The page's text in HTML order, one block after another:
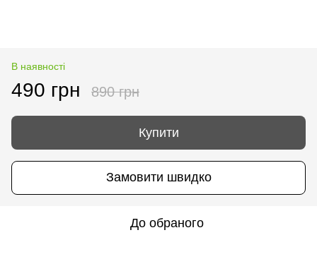
В наявності
490 грн 890 грн
Купити
Замовити швидко
До обраного